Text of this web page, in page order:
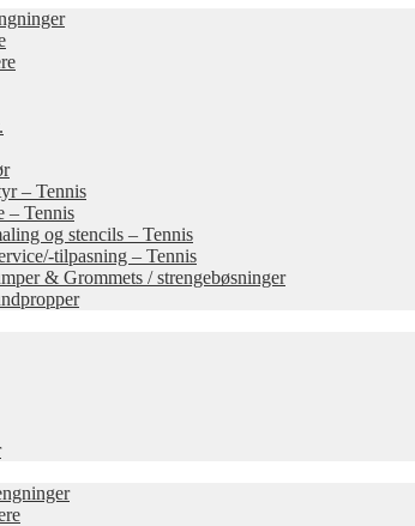
– Tennis
– Tennis
og stencils – Tennis
tilpasning – Tennis
& Grommets / strengebøsninger